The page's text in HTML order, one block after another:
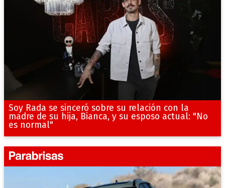
Soy Rada se sinceró sobre su relación con la
madre de su hija, Bianca, y su esposo actual: "No
es normal"